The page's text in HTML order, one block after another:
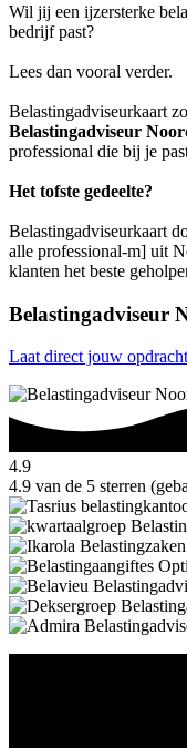
Wil jij een ijzersterke
bedrijf past?
Lees dan vooral verder.
Belastingadviseurkaart
Belastingadviseur
professional die bij je
Het tofste gedeelte?
Belastingadviseurkaart
alle professional-m] uit
klanten het beste
Belastingadviseur
Laat direct jouw
4.9
4.9 van de 5 sterren